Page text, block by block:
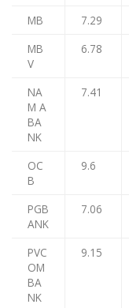
MB 7.29
MB
V
6.78
NA
M A
BA
NK
7.41
OC
B
9.6
PGB
ANK
7.06
PVC
OM
BA
NK
9.15